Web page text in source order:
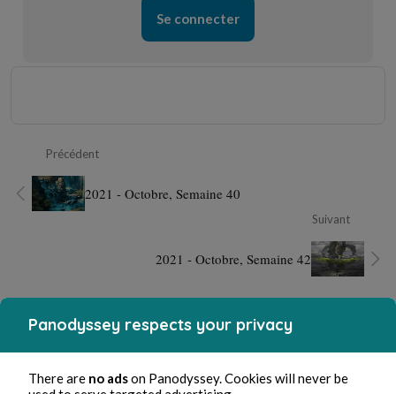
Se connecter
Précédent
2021 - Octobre, Semaine 40
Suivant
2021 - Octobre, Semaine 42
Panodyssey respects your privacy
There are no adson Panodyssey. Cookies will never be